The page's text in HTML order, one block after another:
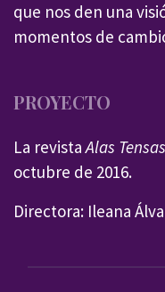
que nos den una
momentos de
PROYECTO
La revistaAlas Tensas
octubre de 2016.
Directora: Ileana